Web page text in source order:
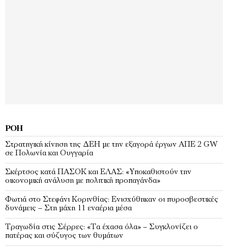
ΡΟΉ
Στρατηγική κίνηση της ΔΕΗ με την εξαγορά έργων ΑΠΕ 2 GW
σε Πολωνία και Ουγγαρία
Σκέρτσος κατά ΠΑΣΟΚ και ΕΛΑΣ: «Υποκαθιστούν την
οικονομική ανάλυση με πολιτική προπαγάνδα»
Φωτιά στο Στεφάνι Κορινθίας: Ενισχύθηκαν οι πυροσβεστικές
δυνάμεις – Στη μάχη 11 εναέρια μέσα
Τραγωδία στις Σέρρες: «Τα έχασα όλα» – Συγκλονίζει ο
πατέρας και σύζυγος των θυμάτων